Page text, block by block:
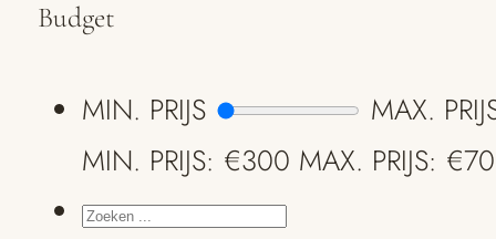
Budget
MIN. PRIJS
MAX.
MIN. PRIJS: €300 MAX. PRIJS:
ZOEKEN